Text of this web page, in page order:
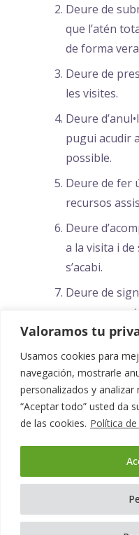
Valoramos tu
Usamos cookies para
navegación, mostrarle
personalizados y
“Aceptar todo” usted da
de las cookies. Política
Deure de
que l’atén
de forma
Deure de
les visites.
Deure
pugui acudir
possible.
Deure de fer
recursos
Deure
a la visita i
s’acabi.
Deure de
pares/
autoritzen a
visites.
Deure de
higièniques
Deure de
les normes
Deure de